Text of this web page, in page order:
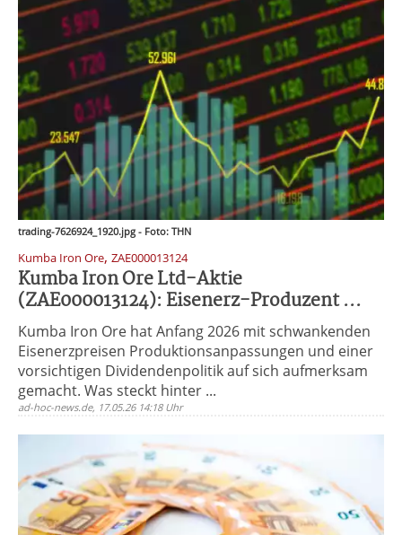
trading-7626924_1920.jpg - Foto: THN
Kumba Iron Ore, ZAE000013124
Kumba Iron Ore Ltd-Aktie
(ZAE000013124): Eisenerz-Produzent ...
Kumba Iron Ore hat Anfang 2026 mit schwankenden
Eisenerzpreisen Produktionsanpassungen und einer
vorsichtigen Dividendenpolitik auf sich aufmerksam
gemacht. Was steckt hinter ...
ad-hoc-news.de, 17.05.26 14:18 Uhr